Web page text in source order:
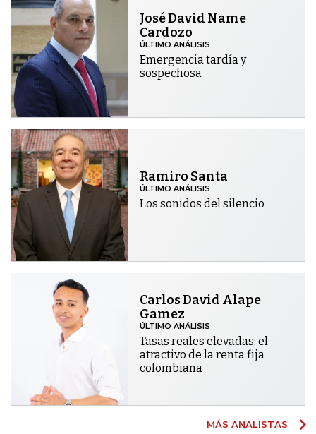
José David Name
Cardozo
ÚLTIMO ANÁLISIS
Emergencia tardía y
sospechosa
Ramiro Santa
ÚLTIMO ANÁLISIS
Los sonidos del silencio
Carlos David Alape
Gamez
ÚLTIMO ANÁLISIS
Tasas reales elevadas: el
atractivo de la renta fija
colombiana
MÁS ANALISTAS